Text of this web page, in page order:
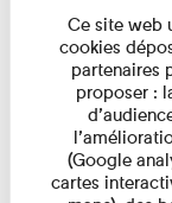
Lecture
couchant)
Zamir et
Pages
Ce site web
cookies
partenaires
proposer :
(Google
cartes